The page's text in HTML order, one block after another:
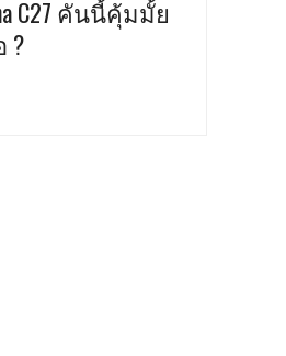
C27 คันนี้คุ้มมั้ย
?